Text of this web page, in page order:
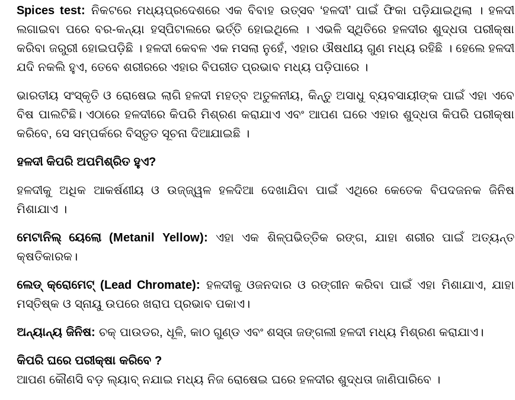
Spices test: ନିକଟରେ ମଧ୍ୟପ୍ରଦେଶରେ ଏକ ବିବାହ ଉତ୍ସବ ‘ହଳଦୀ’ ପାଇଁ ଫିକା ପଡ଼ିଯାଇଥିଲା । ହଳଦୀ
ଲଗାଇବା ପରେ ବର-କନ୍ୟା ହସ୍ପିଟାଲରେ ଭର୍ତ୍ତି ହୋଇଥିଲେ । ଏଭଳି ସ୍ଥିତିରେ ହଳଦୀର ଶୁଦ୍ଧତା ପରୀକ୍ଷା
କରିବା ଜରୁରୀ ହୋଇପଡ଼ିଛି । ହଳଦୀ କେବଳ ଏକ ମସଲା ନୁହେଁ, ଏହାର ଔଷଧୀୟ ଗୁଣ ମଧ୍ୟ ରହିଛି । ହେଲେ ହଳଦୀ
ଯଦି ନକଲି ହୁଏ, ତେବେ ଶରୀରରେ ଏହାର ବିପରୀତ ପ୍ରଭାବ ମଧ୍ୟ ପଡ଼ିପାରେ ।
ଭାରତୀୟ ସଂସ୍କୃତି ଓ ରୋଷେଇ ଲାଗି ହଳଦୀ ମହତ୍ବ ଅତୁଳନୀୟ, କିନ୍ତୁ ଅସାଧୁ ବ୍ୟବସାୟୀଙ୍କ ପାଇଁ ଏହା ଏବେ
ବିଷ ପାଲଟିଛି। ଏଠାରେ ହଳଦୀରେ କିପରି ମିଶ୍ରଣ କରାଯାଏ ଏବଂ ଆପଣ ଘରେ ଏହାର ଶୁଦ୍ଧତା କିପରି ପରୀକ୍ଷା
କରିବେ, ସେ ସମ୍ପର୍କରେ ବିସ୍ତୃତ ସୂଚନା ଦିଆଯାଇଛି ।
ହଳଦୀ କିପରି ଅପମିଶ୍ରିତ ହୁଏ?
ହଳଦୀକୁ ଅଧିକ ଆକର୍ଷଣୀୟ ଓ ଉଜ୍ଜ୍ୱଳ ହଳଦିଆ ଦେଖାଯିବା ପାଇଁ ଏଥିରେ କେତେକ ବିପଦଜନକ ଜିନିଷ
ମିଶାଯାଏ ।
ମେଟାନିଲ୍ ୟେଲୋ (Metanil Yellow):
ଏହା ଏକ ଶିଳ୍ପଭିତ୍ତିକ ରଙ୍ଗ, ଯାହା ଶରୀର ପାଇଁ ଅତ୍ୟନ୍ତ
କ୍ଷତିକାରକ।
ଲେଡ୍ କ୍ରୋମେଟ୍ (Lead Chromate): ହଳଦୀକୁ ଓଜନଦାର ଓ ରଙ୍ଗୀନ କରିବା ପାଇଁ ଏହା ମିଶାଯାଏ, ଯାହା
ମସ୍ତିଷ୍କ ଓ ସ୍ନାୟୁ ଉପରେ ଖରାପ ପ୍ରଭାବ ପକାଏ।
ଅନ୍ୟାନ୍ୟ ଜିନିଷ: ଚକ୍ ପାଉଡର, ଧୂଳି, କାଠ ଗୁଣ୍ଡ ଏବଂ ଶସ୍ତା ଜଙ୍ଗଲୀ ହଳଦୀ ମଧ୍ୟ ମିଶ୍ରଣ କରାଯାଏ।
କିପରି ଘରେ ପରୀକ୍ଷା କରିବେ ?
ଆପଣ କୌଣସି ବଡ଼ ଲ୍ୟାବ୍‌ ନଯାଇ ମଧ୍ୟ ନିଜ ରୋଷେଇ ଘରେ ହଳଦୀର ଶୁଦ୍ଧତା ଜାଣିପାରିବେ ।